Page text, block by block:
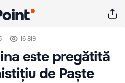
16 819
este pregătită
de Paște